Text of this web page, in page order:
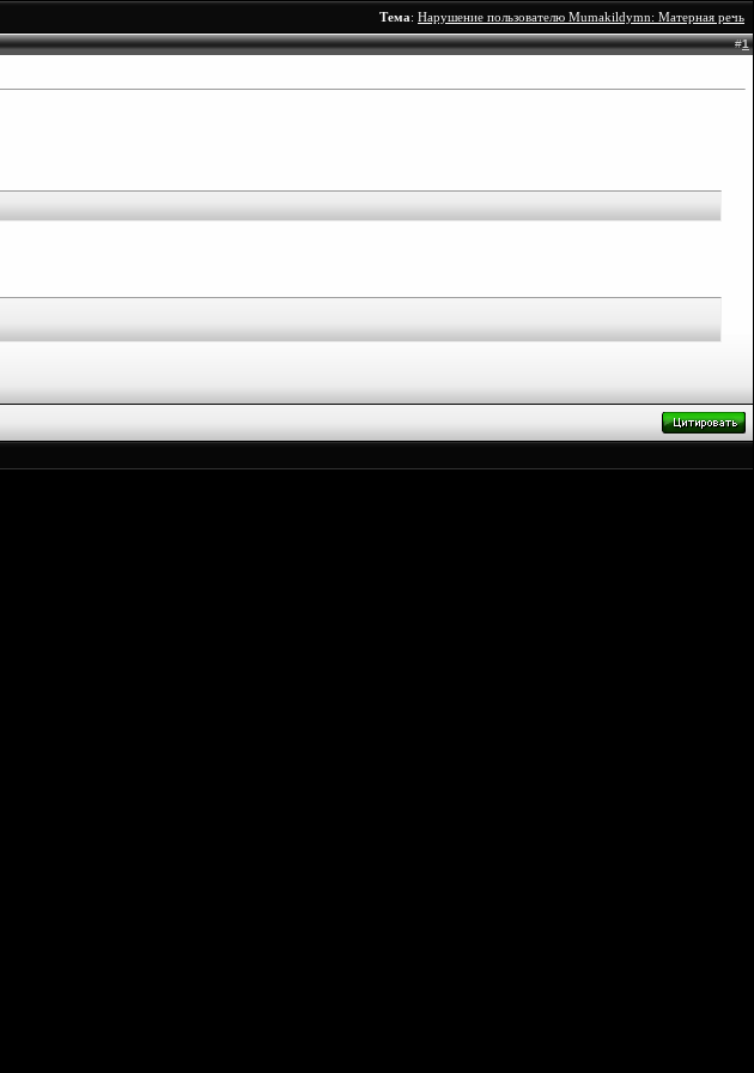
Тема: Нарушение пользователю Mumakildymn: Матерная речь
#1